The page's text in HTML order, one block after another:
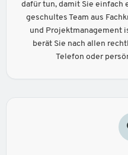
dafür tun, damit Sie einfach
geschultes Team aus
und Projektmanagement
berät Sie nach allen
Telefon oder